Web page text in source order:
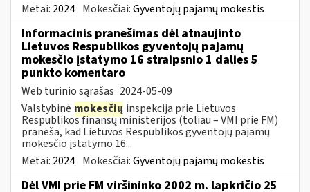
Metai: 2024 Mokesčiai:Gyventojų pajamų mokestis
Informacinis pranešimas dėl atnaujinto
Lietuvos Respublikos gyventojų pajamų
mokesčio įstatymo 16 straipsnio 1 dalies 5
punkto komentaro
Web turinio sąrašas 2024-05-09
Valstybinė mokesčių inspekcija prie Lietuvos
Respublikos finansų ministerijos (toliau – VMI prie FM)
praneša, kad Lietuvos Respublikos gyventojų pajamų
mokesčio įstatymo 16...
Metai: 2024 Mokesčiai:Gyventojų pajamų mokestis
Dėl VMI prie FM viršininko 2002 m. lapkričio 25